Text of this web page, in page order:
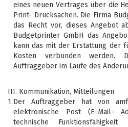
eines neuen Vertrages über die
Print- Drucksachen. Die Firma
das Recht vor, dieses Angebot
Budgetprinter GmbH das
kann das mit der Erstattung der
Kosten verbunden werden.
Auftraggeber im Laufe des
III. Kommunikation, Mitteilungen
1.Der Auftraggeber hat von
elektronische Post (E-Mail-
technische